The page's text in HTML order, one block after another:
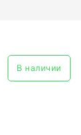
В наличии